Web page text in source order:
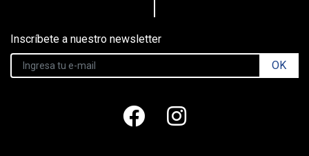
Inscríbete a nuestro newsletter
OK